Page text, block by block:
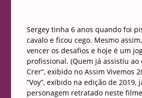
Sergey tinha 6 anos quando foi
cavalo e ficou cego. Mesmo
vencer os desafios e hoje é um
profissional. (Quem já assistiu ao
Crer”, exibido no Assim Vivemos
“Voy”, exibido na edição de 2019,
personagem retratado neste